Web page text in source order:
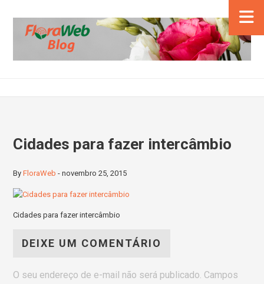
Cidades para fazer intercâmbio
ByFloraWeb -novembro 25, 2015
Cidades para fazer intercâmbio
DEIXE UM COMENTÁRIO
O seu endereço de e-mail não será publicado. Campos